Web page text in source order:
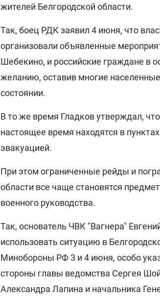
жителей Белгородской области.
Так, боец РДК заявил 4 июня, что
организовали объявленные
Шебекино, и российские граждане в
желанию, оставив многие
состоянии.
В то же время Гладков утверждал,
настоящее время находятся в
эвакуацией.
При этом ограниченные рейды и
области все чаще становятся
военного руководства.
Так, основатель ЧВК "Вагнера"
использовать ситуацию в
Минобороны РФ 3 и 4 июня, особо
стороны главы ведомства Сергея
Александра Лапина и начальника